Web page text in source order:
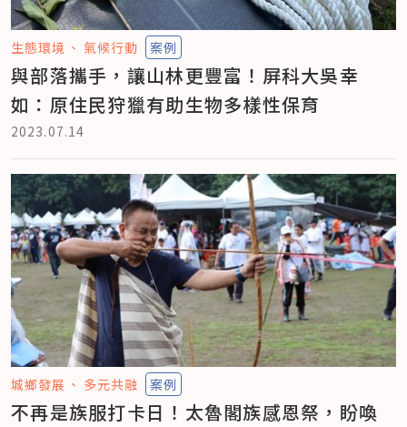
生態環境 氣候行動 案例
與部落攜手，讓山林更豐富！屏科大吳幸
如：原住民狩獵有助生物多樣性保育
2023.07.14
城鄉發展 多元共融 案例
不再是族服打卡日！太魯閣族感恩祭，盼喚